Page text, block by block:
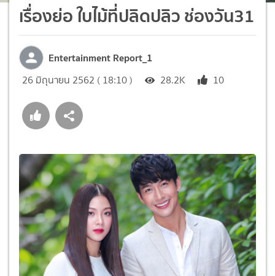
เรื่องย่อ ใบไม้ที่ปลิดปลิว ช่องวัน31
Entertainment Report_1
26 มิถุนายน 2562 ( 18:10 ) 28.2K 10